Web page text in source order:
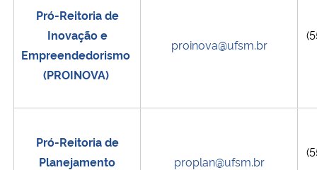
Pró-Reitoria de
Inovação e
Empreendedorismo
(PROINOVA)
proinova@ufsm.br
Pró-Reitoria de
Planejamento
proplan@ufsm.br